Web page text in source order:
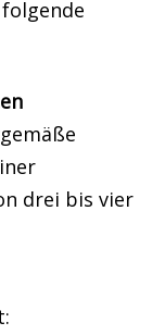
drei bis vier